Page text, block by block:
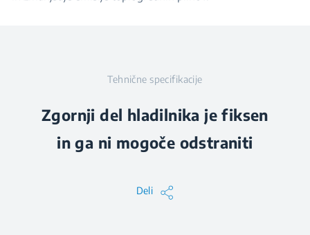
Tehnične specifikacije
Zgornji del hladilnika je fiksen
in ga ni mogoče odstraniti
Deli